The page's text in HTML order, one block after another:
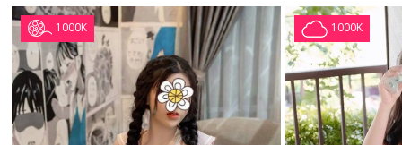
1000K 1000K